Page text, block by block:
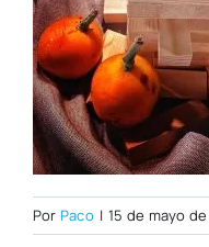
Por Paco | 15 de mayo